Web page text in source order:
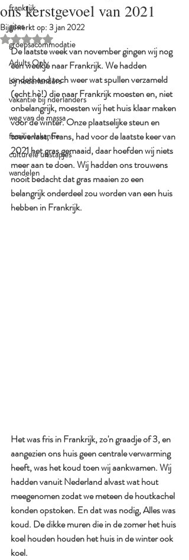
frankrijk
gites
groepsacommodatie
Adults Only
bij nederlanders
vakantie bij nderlanders
weg van de massa
familie vakantie
culturele uitstapjes
wandelen
ons kerstgevoel van 2021
Bijgewerkt op: 3 jan 2022
Beoordeeld met NaN uit 5 sterren.
De laatste week van november gingen wij nog
een weekje naar Frankrijk. We hadden
onderhand toch weer wat spullen verzameld
(echt hè!) die naar Frankrijk moesten en, niet
onbelangrijk, moesten wij het huis klaar maken
voor de winter. Onze plaatselijke steun en
toeverlaat, Frans, had voor de laatste keer van
2021 het gras gemaaid, daar hoefden wij niets
meer aan te doen. Wij hadden ons trouwens
nooit bedacht dat gras maaien zo een
belangrijk onderdeel zou worden van een huis
hebben in Frankrijk.
Het was fris in Frankrijk, zo'n graadje of 3, en
aangezien ons huis geen centrale verwarming
heeft, was het koud toen wij aankwamen. Wij
hadden vanuit Nederland alvast wat hout
meegenomen zodat we meteen de houtkachel
konden opstoken. En dat was nodig, Alles was
koud. De dikke muren die in de zomer het huis
koel houden houden het huis in de winter ook
koel.